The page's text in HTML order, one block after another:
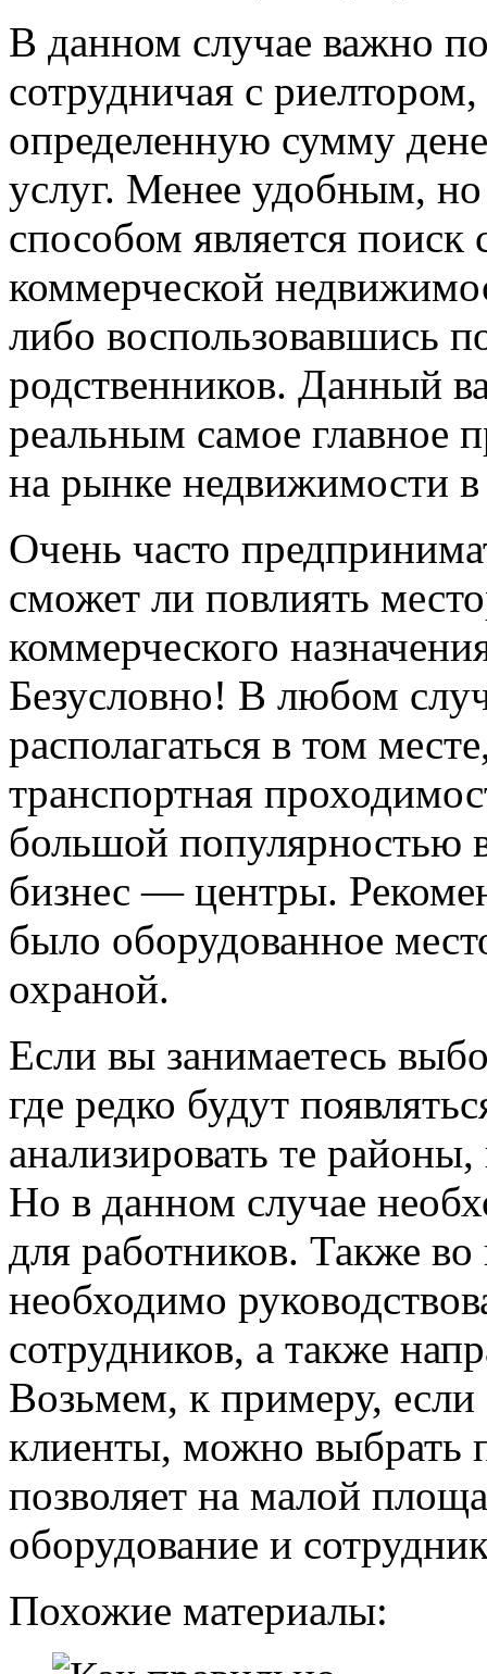
В данном случае важно
сотрудничая с
определенную сумму
услуг. Менее удобным,
способом является поиск
коммерческой
либо воспользовавшись
родственников. Данный
реальным самое главное
на рынке недвижимости
Очень часто
сможет ли повлиять
коммерческого
Безусловно! В любом
располагаться в том
транспортная
большой популярностью
бизнес — центры.
было оборудованное
охраной.
Если вы занимаетесь
где редко будут
анализировать те
Но в данном случае
для работников. Также
необходимо
сотрудников, а также
Возьмем, к примеру,
клиенты, можно выбрать
позволяет на малой
оборудование и
Похожие материалы: